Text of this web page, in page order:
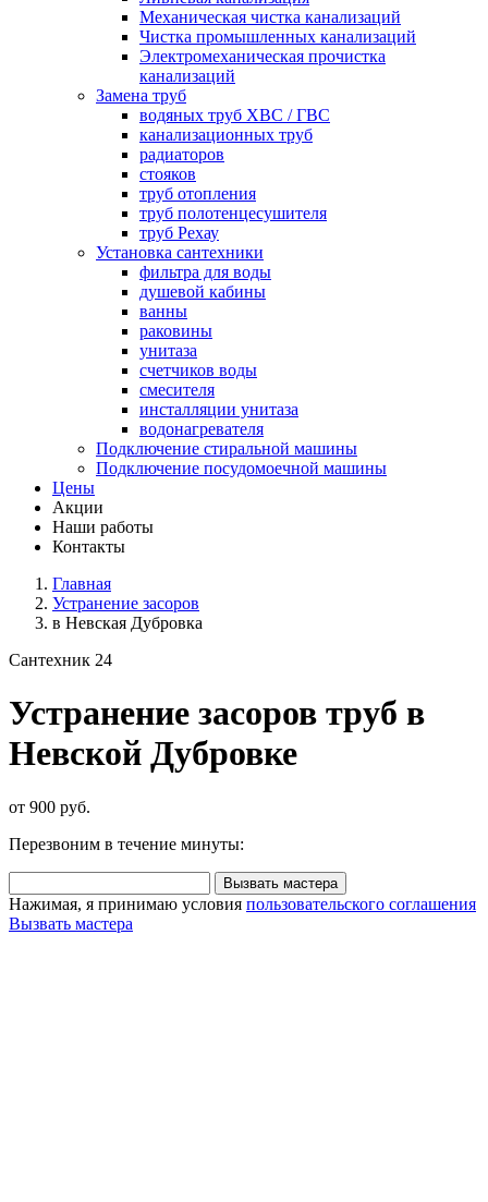
Механическая чистка канализаций
Чистка промышленных канализаций
Электромеханическая прочистка
канализаций
Замена труб
водяных труб ХВС / ГВС
канализационных труб
радиаторов
стояков
труб отопления
труб полотенцесушителя
труб Рехау
Установка сантехники
фильтра для воды
душевой кабины
ванны
раковины
унитаза
счетчиков воды
смесителя
инсталляции унитаза
водонагревателя
Подключение стиральной машины
Подключение посудомоечной машины
Цены
Акции
Наши работы
Контакты
Главная
Устранение засоров
в Невская Дубровка
Сантехник 24
Устранение засоров труб в
Невской Дубровке
от 900 руб.
Перезвоним в течение минуты:
Вызвать мастера
Нажимая, я принимаю условия пользовательского соглашения
Вызвать мастера